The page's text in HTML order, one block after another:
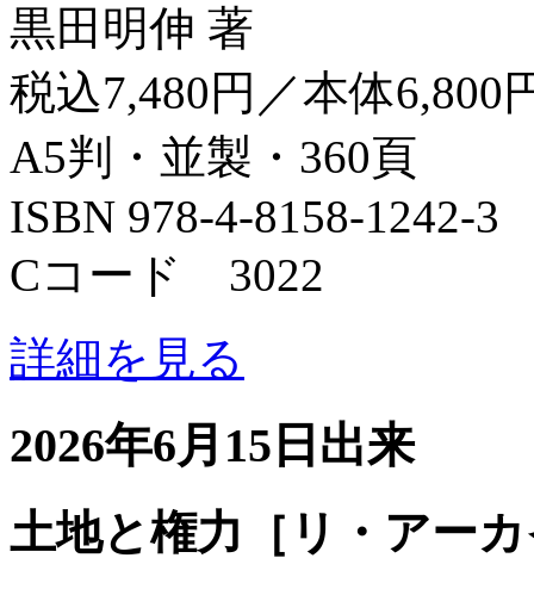
黒田明伸 著
税込7,480円／本体6,800
A5判・並製・360頁
ISBN 978-4-8158-1242-3
Cコード 3022
詳細を見る
2026年6月15日出来
土地と権力［リ・アー